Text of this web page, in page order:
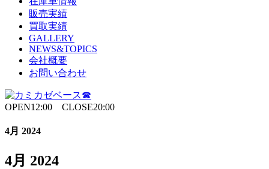
販売実績
買取実績
GALLERY
NEWS&TOPICS
会社概要
お問い合わせ
OPEN12:00 CLOSE20:00
4月 2024
4月 2024